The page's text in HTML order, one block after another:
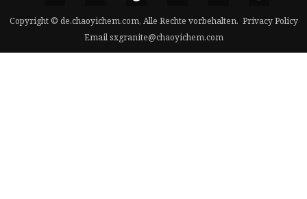
Copyright © de.chaoyichem.com, Alle Rechte vorbehalten. Privacy Policy
Email sxgranite@chaoyichem.com